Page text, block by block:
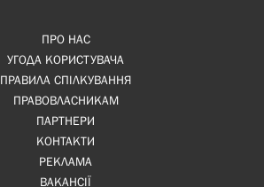
ПРО НАС
УГОДА КОРИСТУВАЧА
ПРАВИЛА СПІЛКУВАННЯ
ПРАВОВЛАСНИКАМ
ПАРТНЕРИ
КОНТАКТИ
РЕКЛАМА
ВАКАНСІЇ